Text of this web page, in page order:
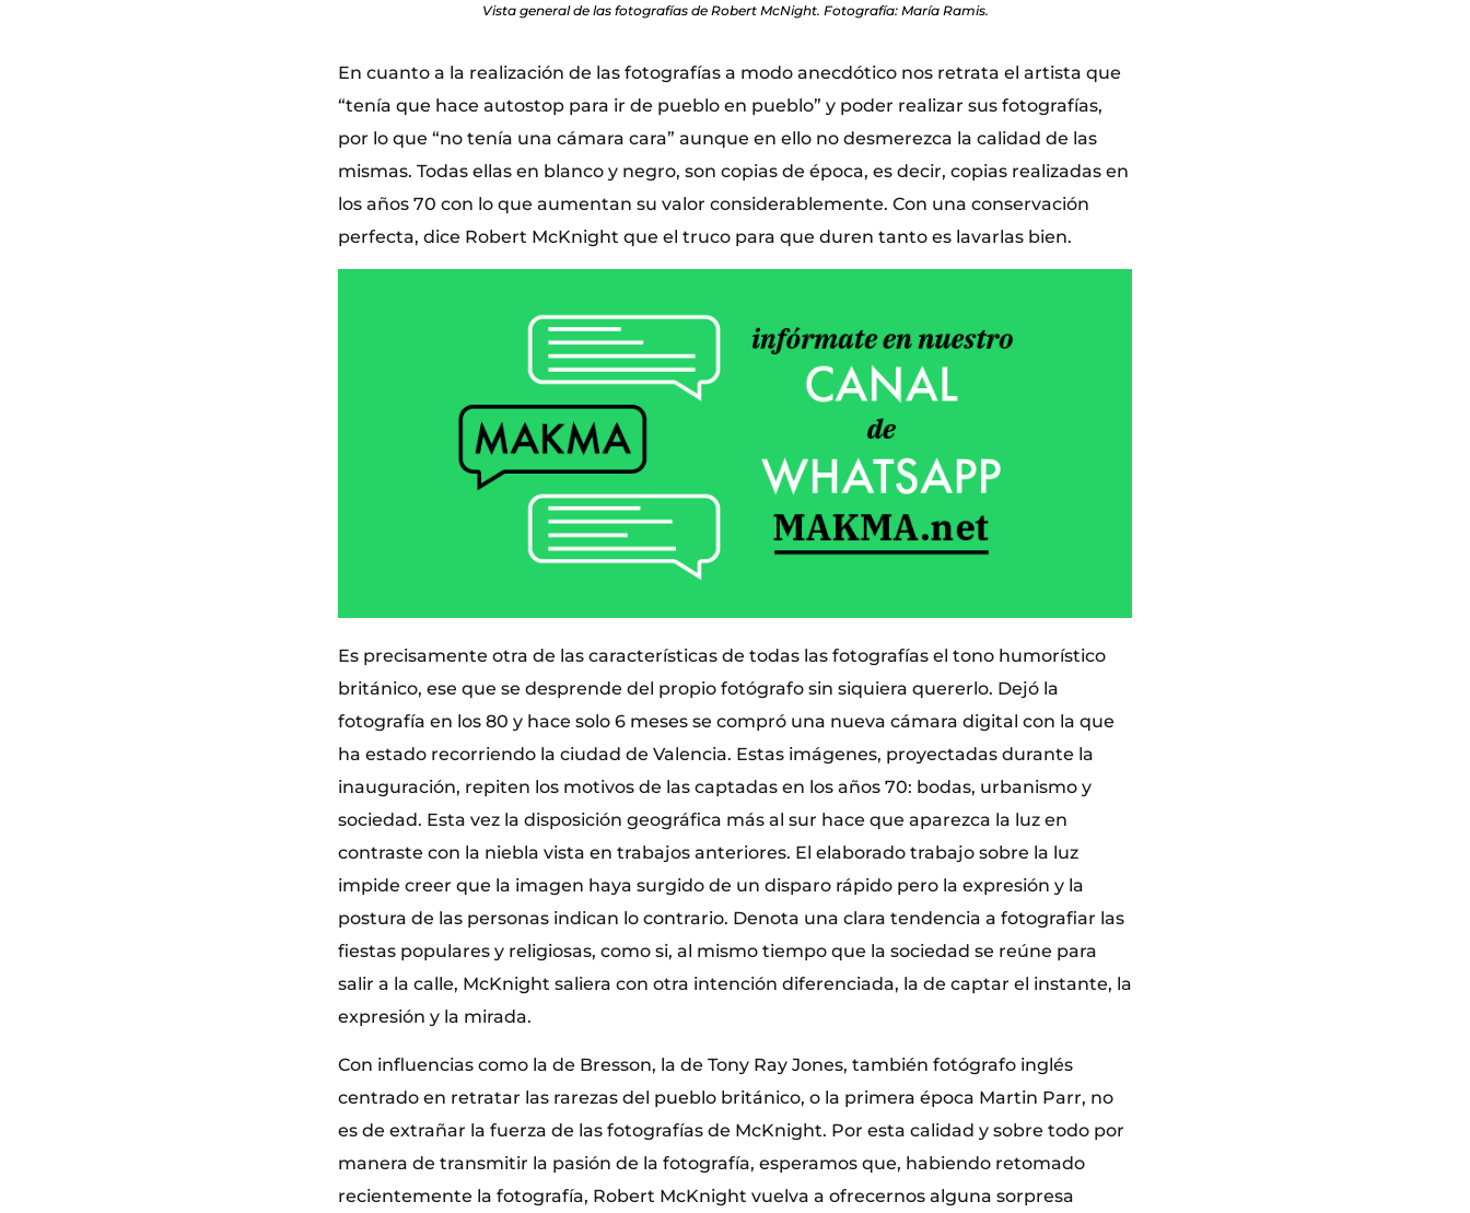
Vista general de las fotografías de Robert McNight. Fotografía: María Ramis.
En cuanto a la realización de las fotografías a modo anecdótico nos retrata el artista que
“tenía que hace autostop para ir de pueblo en pueblo” y poder realizar sus fotografías,
por lo que “no tenía una cámara cara” aunque en ello no desmerezca la calidad de las
mismas. Todas ellas en blanco y negro, son copias de época, es decir, copias realizadas en
los años 70 con lo que aumentan su valor considerablemente. Con una conservación
perfecta, dice Robert McKnight que el truco para que duren tanto es lavarlas bien.
Es precisamente otra de las características de todas las fotografías el tono humorístico
británico, ese que se desprende del propio fotógrafo sin siquiera quererlo. Dejó la
fotografía en los 80 y hace solo 6 meses se compró una nueva cámara digital con la que
ha estado recorriendo la ciudad de Valencia. Estas imágenes, proyectadas durante la
inauguración, repiten los motivos de las captadas en los años 70: bodas, urbanismo y
sociedad. Esta vez la disposición geográfica más al sur hace que aparezca la luz en
contraste con la niebla vista en trabajos anteriores. El elaborado trabajo sobre la luz
impide creer que la imagen haya surgido de un disparo rápido pero la expresión y la
postura de las personas indican lo contrario. Denota una clara tendencia a fotografiar las
fiestas populares y religiosas, como si, al mismo tiempo que la sociedad se reúne para
salir a la calle, McKnight saliera con otra intención diferenciada, la de captar el instante, la
expresión y la mirada.
Con influencias como la de Bresson, la de Tony Ray Jones, también fotógrafo inglés
centrado en retratar las rarezas del pueblo británico, o la primera época Martin Parr, no
es de extrañar la fuerza de las fotografías de McKnight. Por esta calidad y sobre todo por
manera de transmitir la pasión de la fotografía, esperamos que, habiendo retomado
recientemente la fotografía, Robert McKnight vuelva a ofrecernos alguna sorpresa